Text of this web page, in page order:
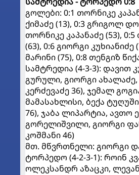
გოლები: 0:1 თორნიკე
ქიმაძე (13), 0:3 გრიგოლ
თორნიკე კაპანაძე (53),
(63), 0:6 გიორგი კუხიანიძე
მარინი (75), 0:8 თენგიზ
სამტრედია (4-3-3): დავით
გურული, გიორგი
კერძევაძე 36), ჯემალ
მამასახლისი, ბექა
76), ჯაბა ლიპარტია, ავთო
გორელიშვილი, გიორგი
კოშმანი 46)
მთ. მწვრთნელი: გიორგი
ტორპედო (4-2-3-1): როინ
ოლეკსანდრ აზაცკი,